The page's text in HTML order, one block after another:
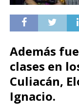
Además
clases en
Culiacán,
Ignacio.